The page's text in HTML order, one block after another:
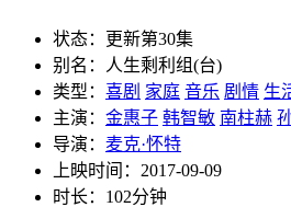
状态：
更新第30集
别名：
人生剩利组(台)
类型： 喜剧 家庭 音乐 剧情 生
主演： 金惠子 韩智敏 南柱赫
导演： 麦克·怀特
上映时间： 2017-09-09
时长： 102分钟